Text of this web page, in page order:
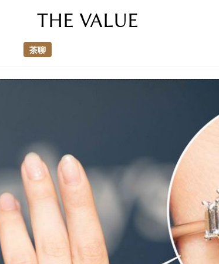
THE VALUE
茶聊